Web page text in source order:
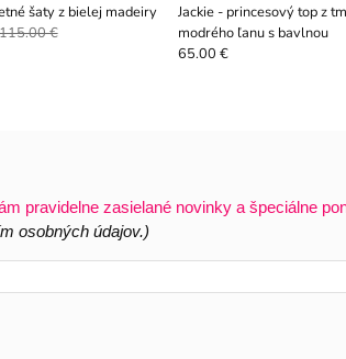
šaty z bielej madeiry
€
Jackie - princesový top z
modrého ľanu s bavlnou
65.00 €
pravidelne zasielané novinky a špeciálne
osobných údajov.)